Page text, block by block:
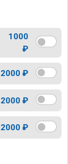
1000
₽
2000 ₽
2000 ₽
2000 ₽